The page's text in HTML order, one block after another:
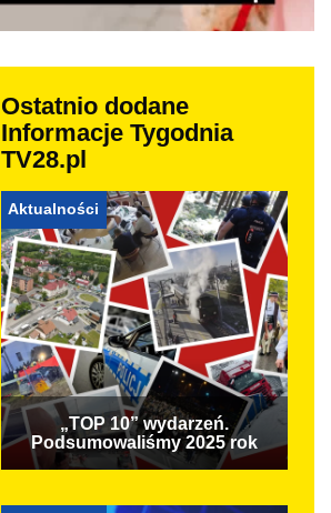
Ostatnio dodane
Informacje Tygodnia
TV28.pl
Aktualności
„TOP 10” wydarzeń.
Podsumowaliśmy 2025 rok